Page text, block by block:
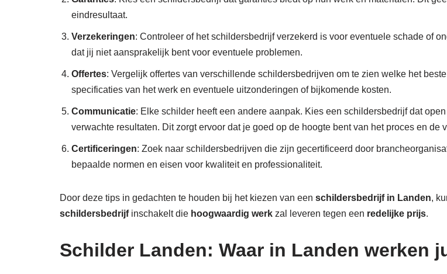
eindresultaat.
Verzekeringen: Controleer of het schildersbedrijf verzekerd is voor eventuele schade of
dat jij niet aansprakelijk bent voor eventuele problemen.
Offertes: Vergelijk offertes van verschillende schildersbedrijven om te zien welke het
specificaties van het werk en eventuele uitzonderingen of bijkomende kosten.
Communicatie: Elke schilder heeft een andere aanpak. Kies een schildersbedrijf dat
verwachte resultaten. Dit zorgt ervoor dat je goed op de hoogte bent van het proces en de
Certificeringen: Zoek naar schildersbedrijven die zijn gecertificeerd door
bepaalde normen en eisen voor kwaliteit en professionaliteit.
Door deze tips in gedachten te houden bij het kiezen van een schildersbedrijf in Landen,
schildersbedrijfinschakelt die hoogwaardig werk zal leveren tegen een redelijke prijs.
Schilder Landen: Waar in Landen werken